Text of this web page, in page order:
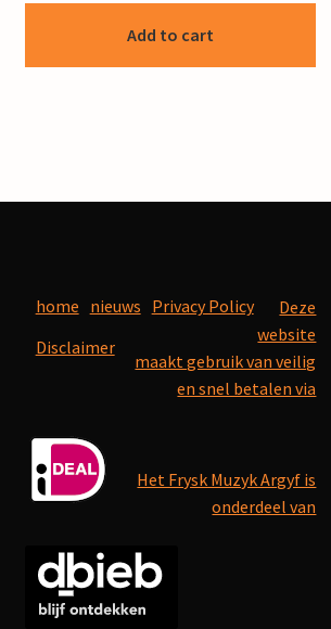
Add to cart
home nieuws Privacy Policy
Disclaimer
Deze
website
maakt gebruik van veilig
en snel betalen via
Het Frysk Muzyk Argyf is
onderdeel van